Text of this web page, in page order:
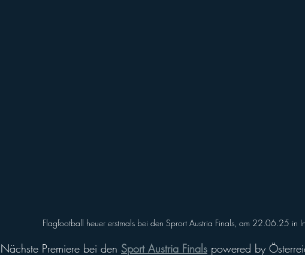
Flagfootball heuer erstmals bei den Sprort Austria Finals, am 22.06.25 in
Nächste Premiere bei den Sport Austria Finals powered by